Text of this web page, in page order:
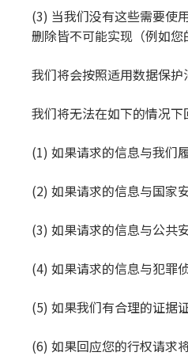
(3) 当我们没有这些需要使
删除皆不可能实现（例如
我们将会按照适用数据保护
我们将无法在如下的情况下
(1) 如果请求的信息与我们
(2) 如果请求的信息与国家
(3) 如果请求的信息与公共
(4) 如果请求的信息与犯罪
(5) 如果我们有合理的证据
(6) 如果回应您的行权请求